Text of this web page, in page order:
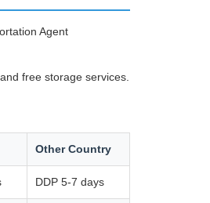
Agent
free storage services.
Other Country
DDP 5-7 days